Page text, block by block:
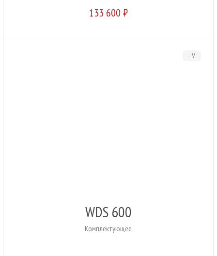
133 600 ₽
- V
WDS 600
Комплектующее